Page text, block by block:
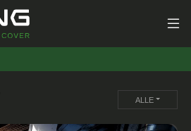
ALLE